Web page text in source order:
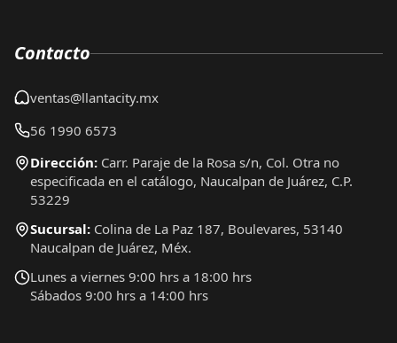
Contacto
ventas@llantacity.mx
56 1990 6573
Dirección: Carr. Paraje de la Rosa s/n, Col. Otra no
especificada en el catálogo, Naucalpan de Juárez, C.P.
53229
Sucursal: Colina de La Paz 187, Boulevares, 53140
Naucalpan de Juárez, Méx.
Lunes a viernes 9:00 hrs a 18:00 hrs
Sábados 9:00 hrs a 14:00 hrs